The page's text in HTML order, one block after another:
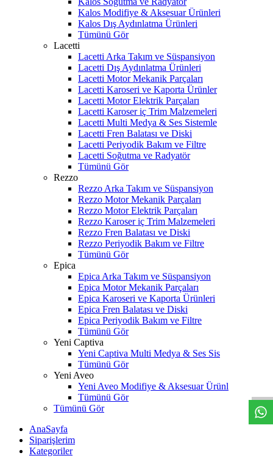
Kalos Modifiye & Aksesuar Ürünleri
Kalos Dış Aydınlatma Ürünleri
Tümünü Gör
Lacetti
Lacetti Arka Takım ve Süspansiyon
Lacetti Dış Aydınlatma Ürünleri
Lacetti Motor Mekanik Parçaları
Lacetti Karoseri ve Kaporta Ürünler
Lacetti Motor Elektrik Parçaları
Lacetti Karoser iç Trim Malzemeleri
Lacetti Multi Medya & Ses Sistemle
Lacetti Fren Balatası ve Diski
Lacetti Periyodik Bakım ve Filtre
Lacetti Soğutma ve Radyatör
Tümünü Gör
Rezzo
Rezzo Arka Takım ve Süspansiyon
Rezzo Motor Mekanik Parçaları
Rezzo Motor Elektrik Parçaları
Rezzo Karoser iç Trim Malzemeleri
Rezzo Fren Balatası ve Diski
Rezzo Periyodik Bakım ve Filtre
Tümünü Gör
Epica
Epica Arka Takım ve Süspansiyon
Epica Motor Mekanik Parçaları
Epica Karoseri ve Kaporta Ürünleri
Epica Fren Balatası ve Diski
Epica Periyodik Bakım ve Filtre
Tümünü Gör
Yeni Captiva
Yeni Captiva Multi Medya & Ses Sis
Tümünü Gör
Yeni Aveo
Yeni Aveo Modifiye & Aksesuar Ürünl
Tümünü Gör
Tümünü Gör
AnaSayfa
Siparişlerim
Kategoriler